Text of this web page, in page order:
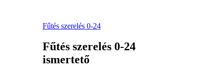
Fűtés szerelés 0-24
Fűtés szerelés 0-24
ismertető